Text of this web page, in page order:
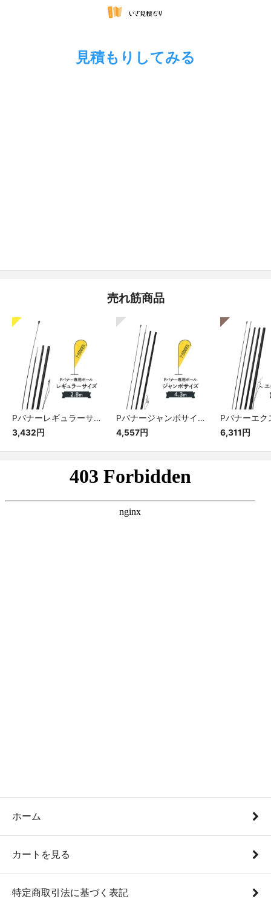
見積もりしてみる
売れ筋商品
Pバナーレギュラーサイズ専用ポール
3,432円
Pバナージャンボサイズ専用ポール
4,557円
6,311円
ホーム
カートを見る
特定商取引法に基づく表記